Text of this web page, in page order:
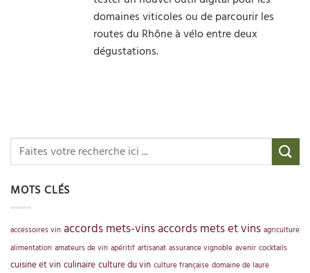
domaines viticoles ou de parcourir les
routes du Rhône à vélo entre deux
dégustations.
MOTS CLÉS
accessoires vin accords mets-vinsaccords mets et vins agriculture
alimentation amateurs de vin apéritif artisanat assurance vignoble avenir cocktails
cuisine et vin culinaire culture du vin culture française domaine de laure